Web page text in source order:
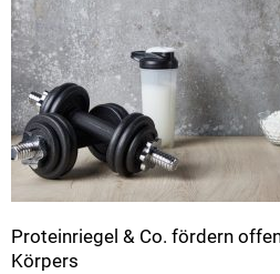
Proteinriegel & Co. fördern
Körpers